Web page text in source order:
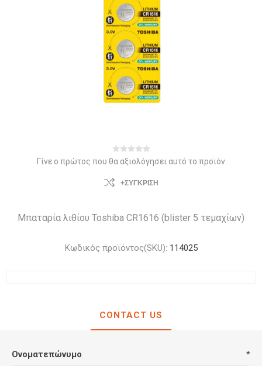
Γίνε ο πρώτος που θα αξιολόγησει αυτό το προϊόν
+ΣΎΓΚΡΙΣΗ
Μπαταρία λιθίου Toshiba CR1616 (blister 5 τεμαχίων)
Κωδικός προϊόντος(SKU): 114025
CONTACT US
Ονοματεπώνυμο *